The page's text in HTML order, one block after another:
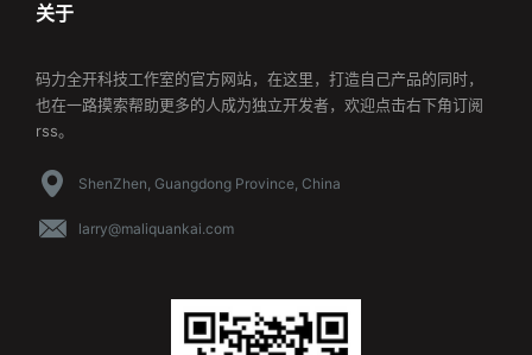
关于
码力全开科技工作室的官方网站，在这里，打造自己产品的同时，
也在一路摸索帮助更多的人成为独立开发者，欢迎点击右下角订阅
rss。
ShenZhen, Guangdong Province, China
larry@maliquankai.com